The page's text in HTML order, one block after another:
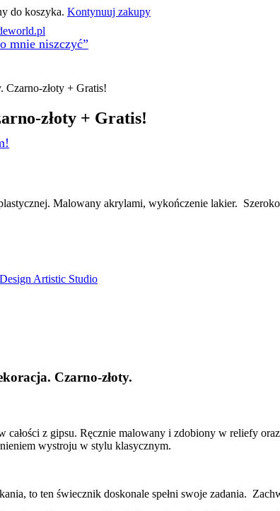
mnie niszczyć”
do koszyka. Kontynuuj zakupy
złoty + Gratis!
złoty + Gratis!
Malowany akrylami, wykończenie lakier.
Artistic Studio
Czarno-złoty.
z gipsu. Ręcznie malowany i zdobiony w reliefy
wystroju w stylu klasycznym.
to ten świecznik doskonale spełni swoje zadania.